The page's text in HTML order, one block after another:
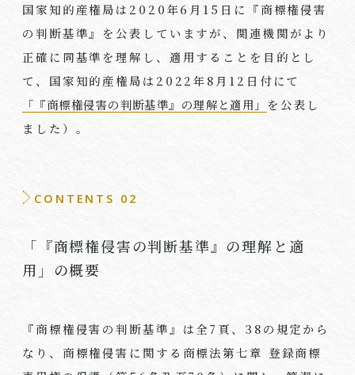
国家知的産権局は 2020年6 月 15 日に『商標権侵害
の判断基準』を公表していますが、関連機関がより
正確に同基準を理解し、適用することを目的とし
て、国家知的産権局は 2022年8 月 12 日付にて
「『商標権侵害の判断基準』の理解と適用」
を公表し
ました）。
CONTENTS 02
「『商標権侵害の判断基準』の理解と適
用」の概要
『商標権侵害の判断基準』は全7頁、 38の規定から
なり、商標権侵害に関する商標法第七章 登録商標